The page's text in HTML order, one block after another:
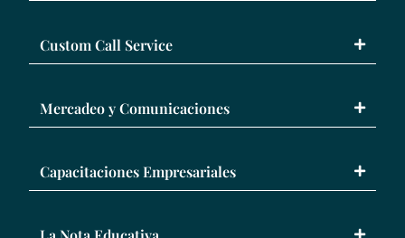
Custom Call Service
Mercadeo y Comunicaciones
Capacitaciones Empresariales